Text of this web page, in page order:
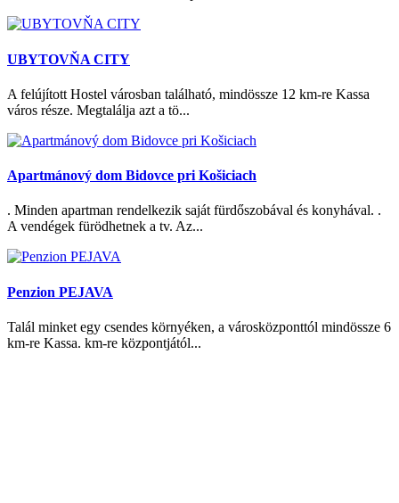
UBYTOVŇA CITY
A felújított Hostel városban található, mindössze 12 km-re Kassa
város része. Megtalálja azt a tö...
Apartmánový dom Bidovce pri Košiciach
. Minden apartman rendelkezik saját fürdőszobával és konyhával. .
A vendégek fürödhetnek a tv. Az...
Penzion PEJAVA
Talál minket egy csendes környéken, a városközponttól mindössze 6
km-re Kassa. km-re központjától...